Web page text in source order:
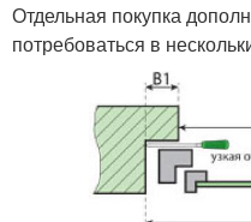
Отдельная покупка
потребоваться в